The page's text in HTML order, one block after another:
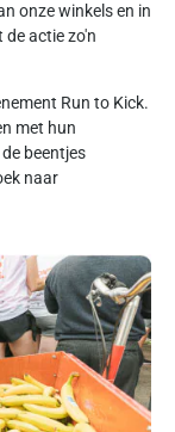
onze winkels en in
actie zo'n
Run to Kick.
met hun
beentjes
naar